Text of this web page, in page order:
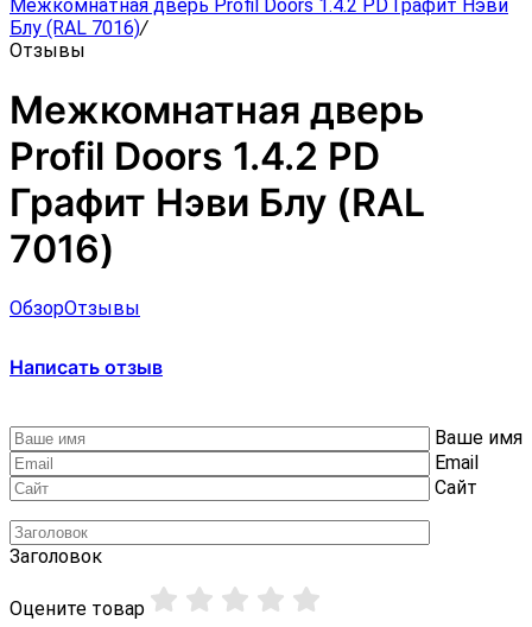
Межкомнатная дверь Profil Doors 1.4.2 PD Графит Нэви
Блу (RAL 7016)/
Отзывы
Межкомнатная дверь
Profil Doors 1.4.2 PD
Графит Нэви Блу (RAL
7016)
ОбзорОтзывы
Написать отзыв
Ваше имя
Email
Сайт
Заголовок
Оцените товар